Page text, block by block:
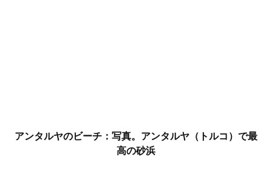
アンタルヤのビーチ：写真。アンタルヤ（トルコ）で最
高の砂浜